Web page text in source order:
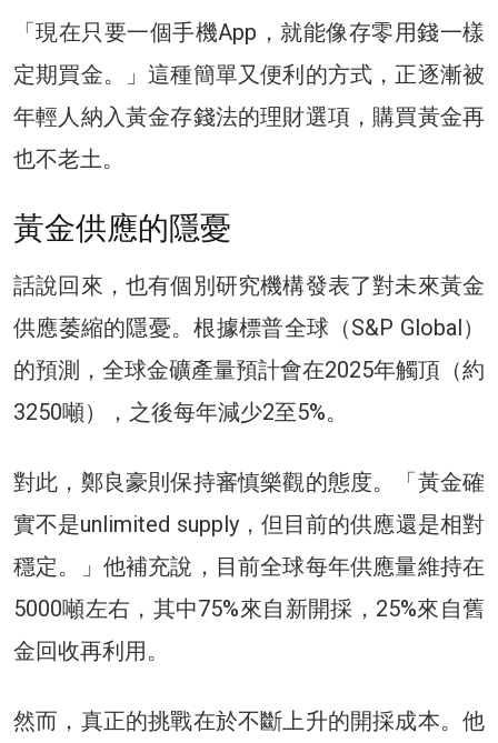
「現在只要一個手機App，就能像存零用錢一樣
定期買金。」這種簡單又便利的方式，正逐漸被
年輕人納入黃金存錢法的理財選項，購買黃金再
也不老土。
黃金供應的隱憂
話說回來，也有個別研究機構發表了對未來黃金
供應萎縮的隱憂。根據標普全球（S&P Global）
的預測，全球金礦產量預計會在2025年觸頂（約
3250噸），之後每年減少2至5%。
對此，鄭良豪則保持審慎樂觀的態度。「黃金確
實不是unlimited supply，但目前的供應還是相對
穩定。」他補充說，目前全球每年供應量維持在
5000噸左右，其中75%來自新開採，25%來自舊
金回收再利用。
然而，真正的挑戰在於不斷上升的開採成本。他